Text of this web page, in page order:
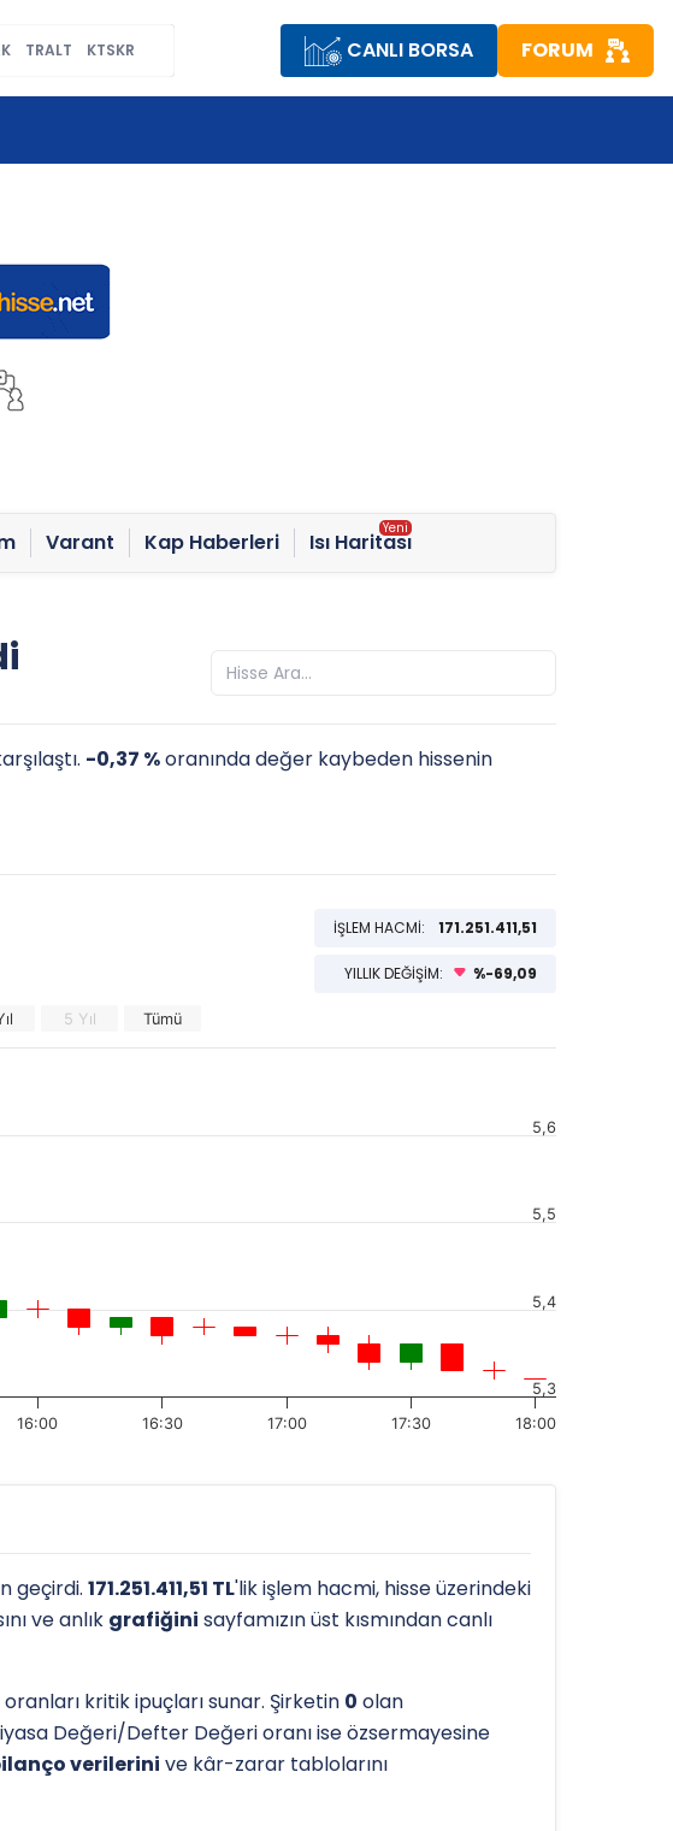
TRALT KTSKR CANLI BORSA FORUM
Varant Kap Haberleri Isı Haritası
-0,37 %oranında değer kaybeden hissenin
İŞLEM HACMİ: 171.251.411,51
YILLIK DEĞİŞİM: %-69,09
5 Yıl Tümü
16:00 16:30 17:00 17:30 18:00
5,3
5,4
5,5
5,6
geçirdi. 171.251.411,51 TL'lik işlem hacmi, hisse üzerindeki
ve anlık grafiğini sayfamızın üst kısmından canlı
kritik ipuçları sunar. Şirketin 0 olan
Değeri/Defter Değeri oranı ise özsermayesine
verilerini ve kâr-zarar tablolarını